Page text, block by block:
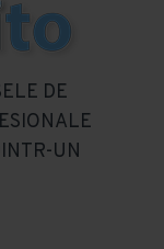
DE
UN